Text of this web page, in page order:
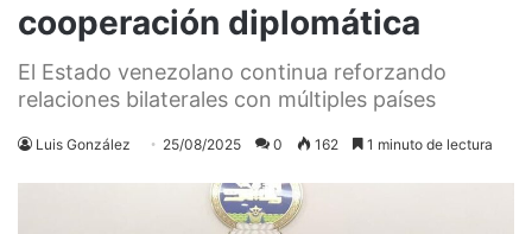
cooperación diplomática
El Estado venezolano continua reforzando
relaciones bilaterales con múltiples países
Luis González 25/08/2025 0 162 1 minuto de lectura